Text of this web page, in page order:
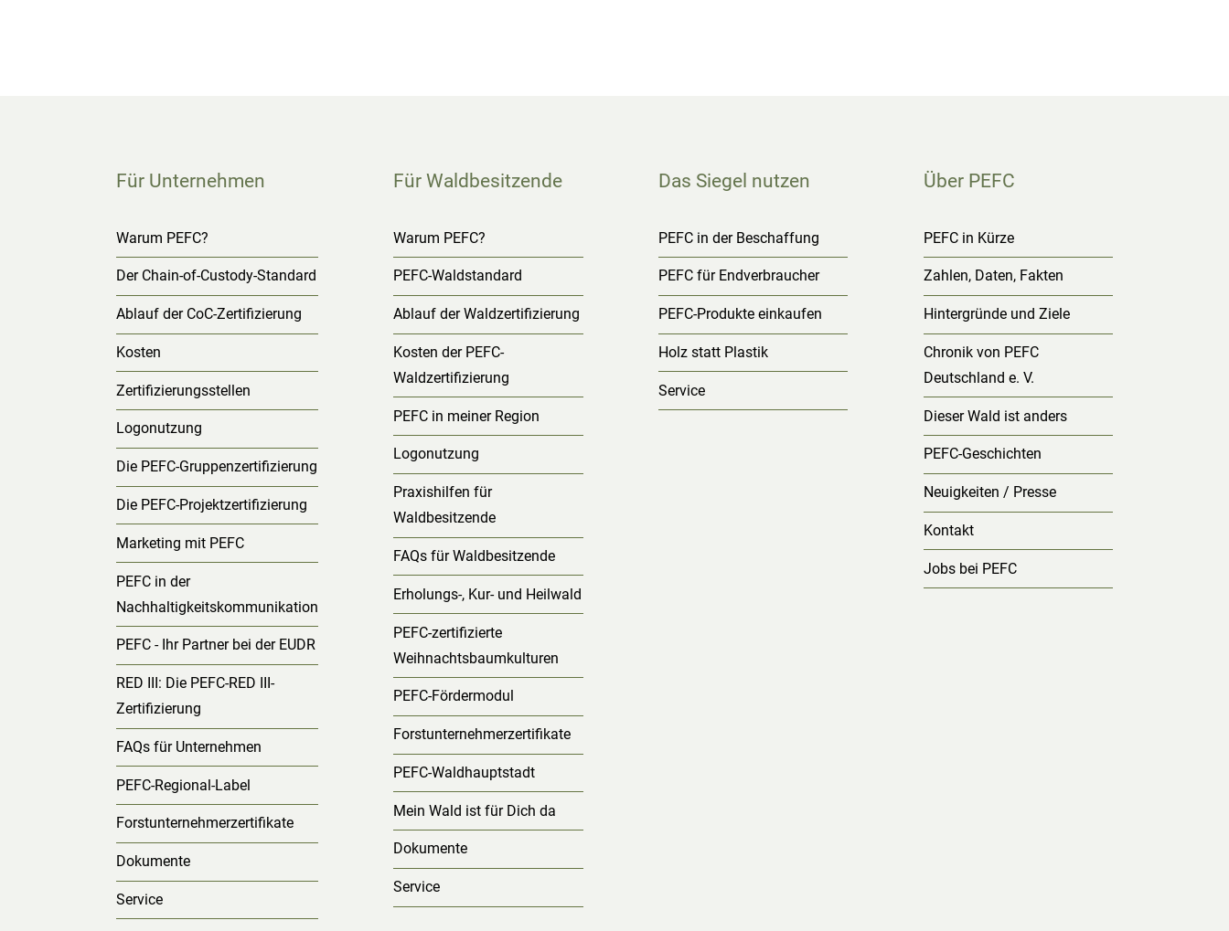
Für Unternehmen
Warum PEFC?
Der Chain-of-Custody-Standard
Ablauf der CoC-Zertifizierung
Kosten
Zertifizierungsstellen
Logonutzung
Die PEFC-Gruppenzertifizierung
Die PEFC-Projektzertifizierung
Marketing mit PEFC
PEFC in der
Nachhaltigkeitskommunikation
PEFC - Ihr Partner bei der EUDR
RED III: Die PEFC-RED III-
Zertifizierung
FAQs für Unternehmen
PEFC-Regional-Label
Forstunternehmerzertifikate
Dokumente
Service
Für Waldbesitzende
Warum PEFC?
PEFC-Waldstandard
Ablauf der Waldzertifizierung
Kosten der PEFC-
Waldzertifizierung
PEFC in meiner Region
Logonutzung
Praxishilfen für
Waldbesitzende
FAQs für Waldbesitzende
Erholungs-, Kur- und Heilwald
PEFC-zertifizierte
Weihnachtsbaumkulturen
PEFC-Fördermodul
Forstunternehmerzertifikate
PEFC-Waldhauptstadt
Mein Wald ist für Dich da
Dokumente
Service
Das Siegel nutzen
PEFC in der Beschaffung
PEFC für Endverbraucher
PEFC-Produkte einkaufen
Holz statt Plastik
Service
Über PEFC
PEFC in Kürze
Zahlen, Daten, Fakten
Hintergründe und Ziele
Chronik von PEFC
Deutschland e. V.
Dieser Wald ist anders
PEFC-Geschichten
Neuigkeiten / Presse
Kontakt
Jobs bei PEFC